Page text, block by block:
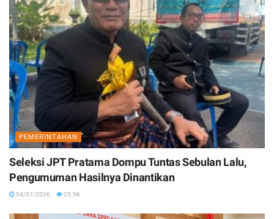
PEMERINTAHAN
Seleksi JPT Pratama Dompu Tuntas Sebulan Lalu,
Pengumuman Hasilnya Dinantikan
04/07/2026 25.9K